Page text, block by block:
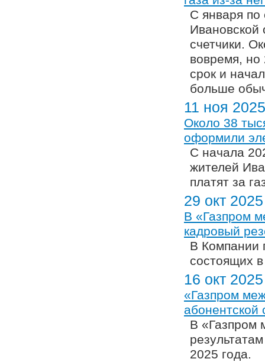
С января по
Ивановской
счетчики.
вовремя, но
срок и
больше
11 ноя 2025
Около 38
оформили
С начала
жителей
платят за
29 окт 2025
В «Газпром
кадровый
В Компании
состоящих
16 окт 2025
«Газпром
абонентской
В «Газпром
2025 года.